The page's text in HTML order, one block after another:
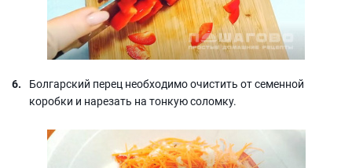
Болгарский перец необходимо очистить от семенной
коробки и нарезать на тонкую соломку.